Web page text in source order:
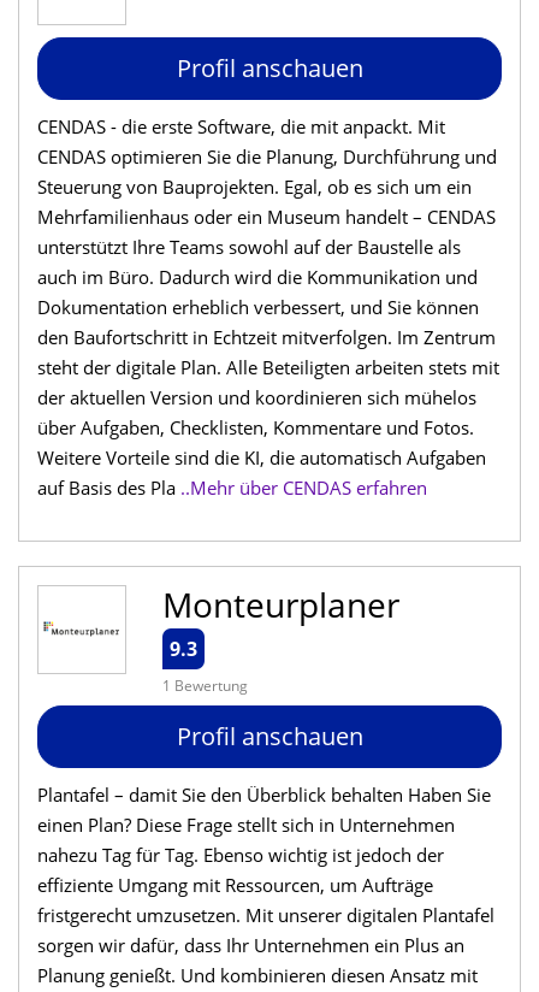
Profil anschauen
CENDAS - die erste Software, die mit anpackt. Mit
CENDAS optimieren Sie die Planung, Durchführung und
Steuerung von Bauprojekten. Egal, ob es sich um ein
Mehrfamilienhaus oder ein Museum handelt – CENDAS
unterstützt Ihre Teams sowohl auf der Baustelle als
auch im Büro. Dadurch wird die Kommunikation und
Dokumentation erheblich verbessert, und Sie können
den Baufortschritt in Echtzeit mitverfolgen. Im Zentrum
steht der digitale Plan. Alle Beteiligten arbeiten stets mit
der aktuellen Version und koordinieren sich mühelos
über Aufgaben, Checklisten, Kommentare und Fotos.
Weitere Vorteile sind die KI, die automatisch Aufgaben
auf Basis des Pla ..Mehr über CENDAS erfahren
Monteurplaner
9.3
1 Bewertung
Profil anschauen
Plantafel – damit Sie den Überblick behalten Haben Sie
einen Plan? Diese Frage stellt sich in Unternehmen
nahezu Tag für Tag. Ebenso wichtig ist jedoch der
effiziente Umgang mit Ressourcen, um Aufträge
fristgerecht umzusetzen. Mit unserer digitalen Plantafel
sorgen wir dafür, dass Ihr Unternehmen ein Plus an
Planung genießt. Und kombinieren diesen Ansatz mit